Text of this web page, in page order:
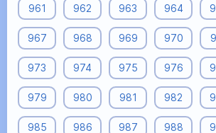
961 962 963 964
967 968 969 970
973 974 975 976
979 980 981 982
985 986 987 988